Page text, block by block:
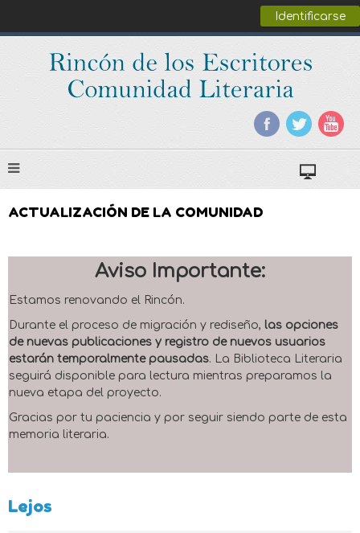
Identificarse
ACTUALIZACIÓN DE LA COMUNIDAD
Aviso Importante:
Estamos renovando el Rincón.
Durante el proceso de migración y rediseño, las opciones
de nuevas publicaciones y registro de nuevos usuarios
estarán temporalmente pausadas. La Biblioteca Literaria
seguirá disponible para lectura mientras preparamos la
nueva etapa del proyecto.
Gracias por tu paciencia y por seguir siendo parte de esta
memoria literaria.
Lejos